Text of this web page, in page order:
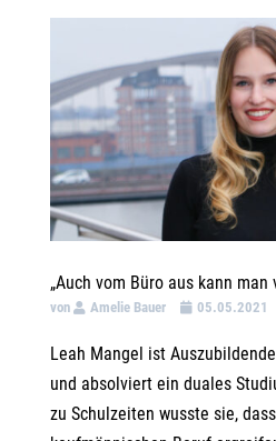
„Auch vom Büro aus kann man
von Amelie Bauer 05.05.2021
Leah Mangel ist
und absolviert ein duales
zu Schulzeiten wusste sie,